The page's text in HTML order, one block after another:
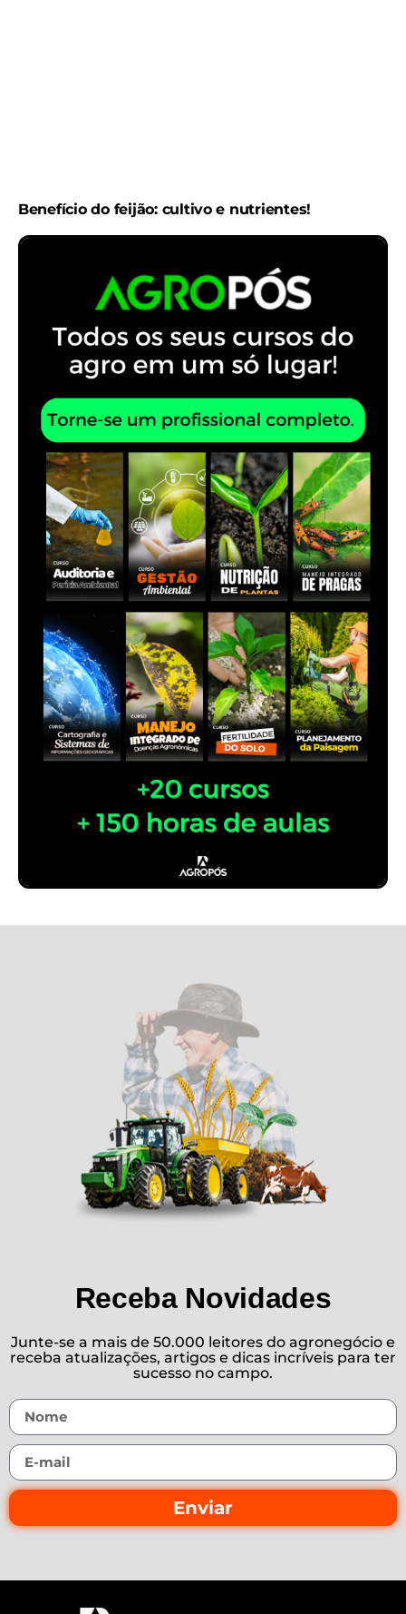
Benefício do feijão: cultivo e nutrientes!
Receba Novidades
Junte-se a mais de 50.000 leitores do agronegócio e
receba atualizações, artigos e dicas incríveis para ter
sucesso no campo.
Enviar